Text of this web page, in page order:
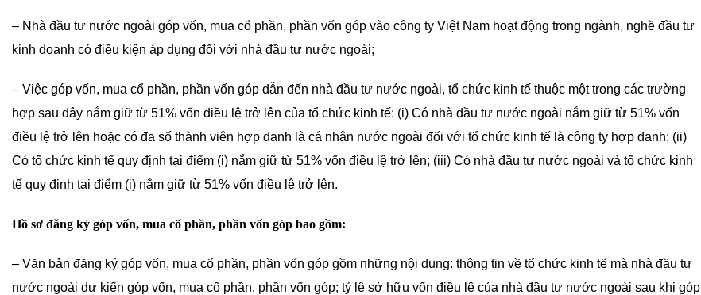
– Nhà đầu tư nước ngoài góp vốn, mua cổ phần, phần vốn góp vào công ty Việt Nam hoạt động trong ngành, nghề đầu tư
kinh doanh có điều kiện áp dụng đối với nhà đầu tư nước ngoài;
– Việc góp vốn, mua cổ phần, phần vốn góp dẫn đến nhà đầu tư nước ngoài, tổ chức kinh tế thuộc một trong các trường
hợp sau đây nắm giữ từ 51% vốn điều lệ trở lên của tổ chức kinh tế: (i) Có nhà đầu tư nước ngoài nắm giữ từ 51% vốn
điều lệ trở lên hoặc có đa số thành viên hợp danh là cá nhân nước ngoài đối với tổ chức kinh tế là công ty hợp danh; (ii)
Có tổ chức kinh tế quy định tại điểm (i) nắm giữ từ 51% vốn điều lệ trở lên; (iii) Có nhà đầu tư nước ngoài và tổ chức kinh
tế quy định tại điểm (i) nắm giữ từ 51% vốn điều lệ trở lên.
Hồ sơ đăng ký góp vốn, mua cổ phần, phần vốn góp bao gồm:
– Văn bản đăng ký góp vốn, mua cổ phần, phần vốn góp gồm những nội dung: thông tin về tổ chức kinh tế mà nhà đầu tư
nước ngoài dự kiến góp vốn, mua cổ phần, phần vốn góp; tỷ lệ sở hữu vốn điều lệ của nhà đầu tư nước ngoài sau khi góp